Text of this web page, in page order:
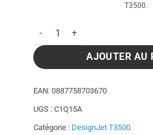
T3500.
quantité de Cartouche d'encre
AJOUTER AU
EAN: 0887758703670
UGS : C1Q15A
Catégorie : DesignJet T3500